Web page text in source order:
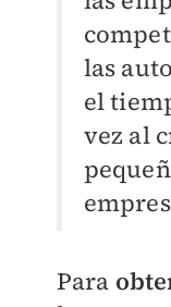
las
el
vez al
Para